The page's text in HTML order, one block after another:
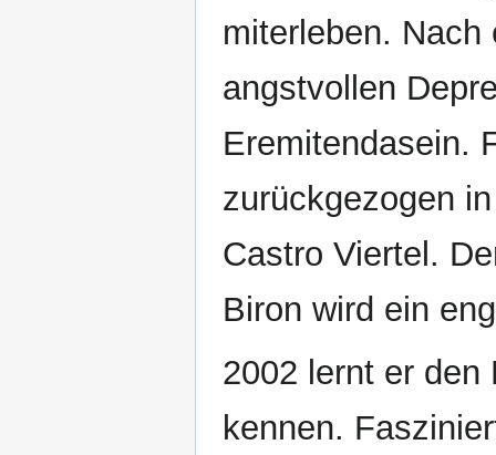
miterleben.
angstvollen
Eremitendasein.
zurückgezogen
Castro Viertel.
Biron wird ein
2002 lernt er
kennen.